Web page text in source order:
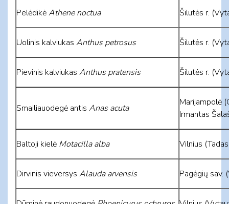
PelėdikėAthene noctua Šilutės r.
Uolinis kalviukas Anthus petrosus Šilutės r.
Pievinis kalviukas Anthus pratensis Šilutės r.
Smailiauodegė antis Anas acuta
Marijampolė
Irmantas
Baltoji kielė Motacilla alba Vilnius
Dirvinis vieversys Alauda arvensis Pagėgių sav.